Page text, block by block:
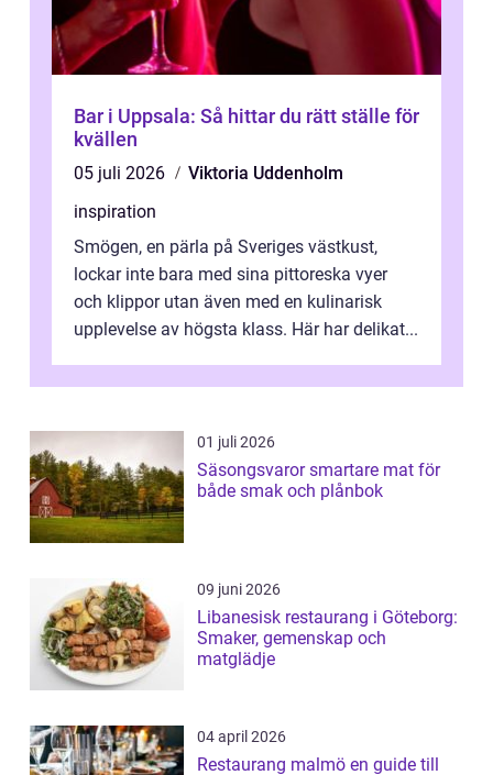
Bar i Uppsala: Så hittar du rätt ställe för
kvällen
05 juli 2026
Viktoria Uddenholm
inspiration
Smögen, en pärla på Sveriges västkust,
lockar inte bara med sina pittoreska vyer
och klippor utan även med en kulinarisk
upplevelse av högsta klass. Här har delikat...
01 juli 2026
Säsongsvaror smartare mat för
både smak och plånbok
09 juni 2026
Libanesisk restaurang i Göteborg:
Smaker, gemenskap och
matglädje
04 april 2026
Restaurang malmö en guide till